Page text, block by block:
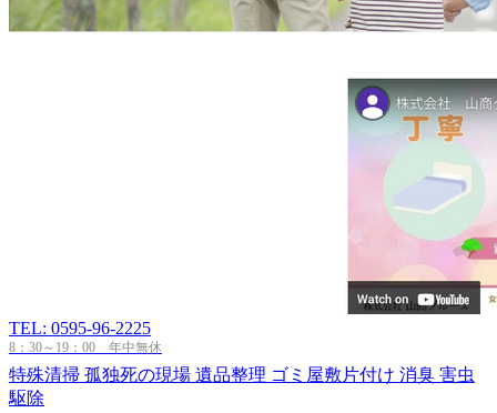
TEL: 0595-96-2225
8：30～19：00 年中無休
特殊清掃 孤独死の現場 遺品整理 ゴミ屋敷片付け 消臭 害虫
駆除